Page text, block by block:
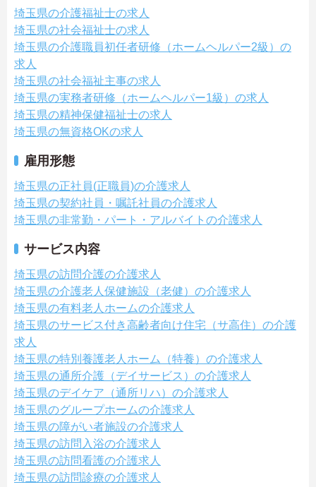
埼玉県の介護福祉士の求人
埼玉県の社会福祉士の求人
埼玉県の介護職員初任者研修（ホームヘルパー2級）の
求人
埼玉県の社会福祉主事の求人
埼玉県の実務者研修（ホームヘルパー1級）の求人
埼玉県の精神保健福祉士の求人
埼玉県の無資格OKの求人
雇用形態
埼玉県の正社員(正職員)の介護求人
埼玉県の契約社員・嘱託社員の介護求人
埼玉県の非常勤・パート・アルバイトの介護求人
サービス内容
埼玉県の訪問介護の介護求人
埼玉県の介護老人保健施設（老健）の介護求人
埼玉県の有料老人ホームの介護求人
埼玉県のサービス付き高齢者向け住宅（サ高住）の介護
求人
埼玉県の特別養護老人ホーム（特養）の介護求人
埼玉県の通所介護（デイサービス）の介護求人
埼玉県のデイケア（通所リハ）の介護求人
埼玉県のグループホームの介護求人
埼玉県の障がい者施設の介護求人
埼玉県の訪問入浴の介護求人
埼玉県の訪問看護の介護求人
埼玉県の訪問診療の介護求人